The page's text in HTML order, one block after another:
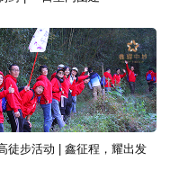
徒步活动 | 鑫征程，耀出发